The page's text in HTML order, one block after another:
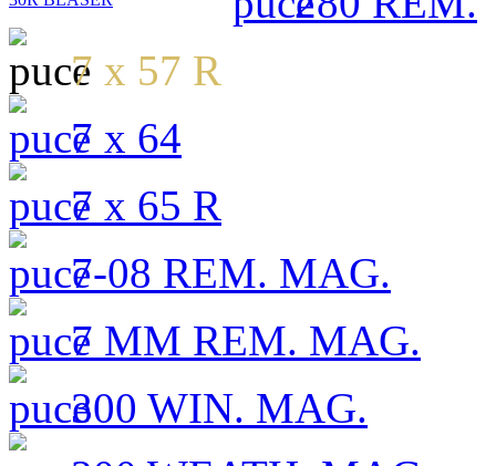
7 x 57 R
7 x 64
7 x 65 R
7-08 REM. MAG.
7 MM REM. MAG.
300 WIN. MAG.